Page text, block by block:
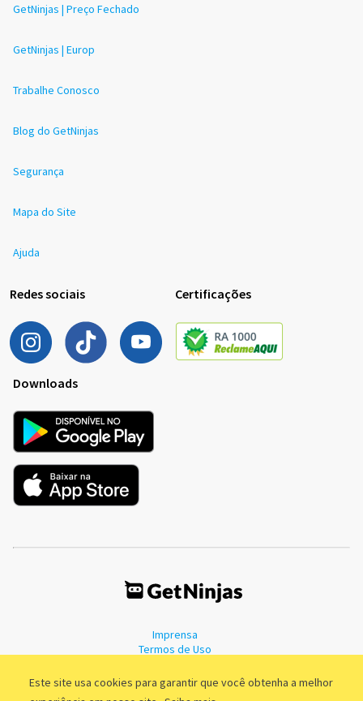
Este site usa cookies para garantir que você obtenha a melhor
GetNinjas | Preço Fechado
GetNinjas | Europ
Trabalhe Conosco
Blog do GetNinjas
Segurança
Mapa do Site
Ajuda
Redes sociais Certificações
Downloads
Imprensa
Termos de Uso